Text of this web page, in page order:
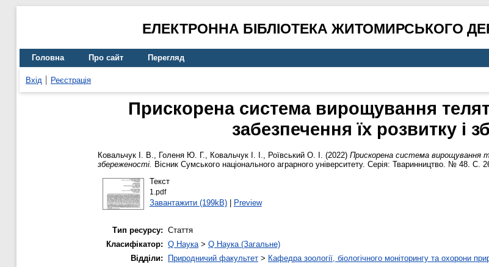
ЕЛЕКТРОННА БІБЛІОТЕКА ЖИТОМИРСЬКОГО
Головна Про сайт Перегляд
Вхід Реєстрація
Прискорена система вирощування
забезпечення їх розвитку і
Ковальчук І. В., Голеня Ю. Г., Ковальчук І. І., Роївський О. І. (2022) Прискорена система вирощування
збереженості. Вісник Сумського національного аграрного університету. Серія: Тваринництво. № 48. С.
Текст
1.pdf
Завантажити (199kB)| Preview
Тип ресурсу: Стаття
Класифікатор: Q Наука> Q Наука (Загальне)
Відділи:
Природничий факультет > Кафедра зоології, біологічного моніторингу та охорони